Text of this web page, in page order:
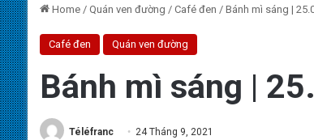
Home / Quán ven đường / Café đen / Bánh mì sáng |
Café đen Quán ven đường
Bánh mì sáng |
Téléfranc 24 Tháng 9, 2021